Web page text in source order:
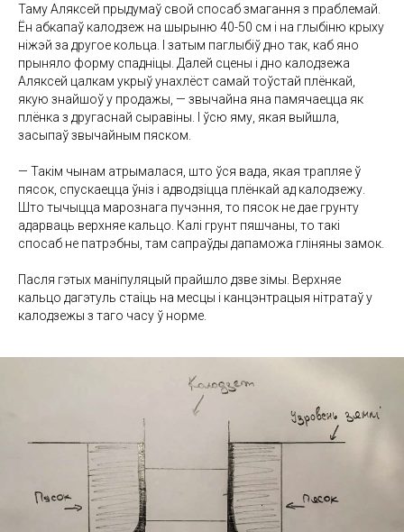
Таму Аляксей прыдумаў свой спосаб змагання з праблемай.
Ён абкапаў калодзеж на шырыню 40-50 см і на глыбіню крыху
ніжэй за другое кольца. І затым паглыбіў дно так, каб яно
прыняло форму спадніцы. Далей сцены і дно калодзежа
Аляксей цалкам укрыў унахлёст самай тоўстай плёнкай,
якую знайшоў у продажы, — звычайна яна памячаецца як
плёнка з другаснай сыравіны. І ўсю яму, якая выйшла,
засыпаў звычайным пяском.
— Такім чынам атрымалася, што ўся вада, якая трапляе ў
пясок, спускаецца ўніз і адводзіцца плёнкай ад калодзежу.
Што тычыцца марознага пучэння, то пясок не дае грунту
адарваць верхняе кальцо. Калі грунт пяшчаны, то такі
спосаб не патрэбны, там сапраўды дапаможа гліняны замок.
Пасля гэтых маніпуляцый прайшло дзве зімы. Верхняе
кальцо дагэтуль стаіць на месцы і канцэнтрацыя нітратаў у
калодзежы з таго часу ў норме.